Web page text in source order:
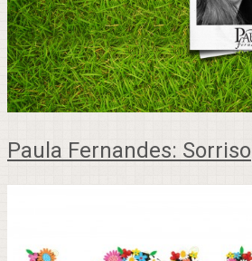
Paula Fernandes: Sorriso